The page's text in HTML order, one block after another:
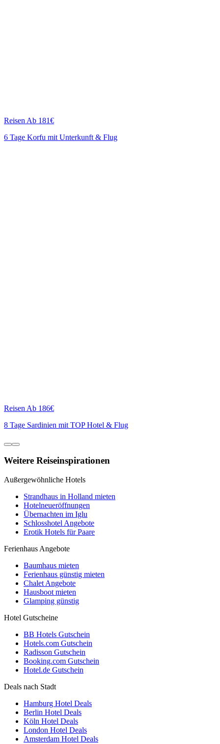
Reisen Ab 181€
6 Tage Korfu mit Unterkunft & Flug
Reisen Ab 186€
8 Tage Sardinien mit TOP Hotel & Flug
Weitere Reiseinspirationen
Außergewöhnliche Hotels
Strandhaus in Holland mieten
Hotelneueröffnungen
Übernachten im Iglu
Schlosshotel Angebote
Erotik Hotels für Paare
Ferienhaus Angebote
Baumhaus mieten
Ferienhaus günstig mieten
Chalet Angebote
Hausboot mieten
Glamping günstig
Hotel Gutscheine
BB Hotels Gutschein
Hotels.com Gutschein
Radisson Gutschein
Booking.com Gutschein
Hotel.de Gutschein
Deals nach Stadt
Hamburg Hotel Deals
Berlin Hotel Deals
Köln Hotel Deals
London Hotel Deals
Amsterdam Hotel Deals